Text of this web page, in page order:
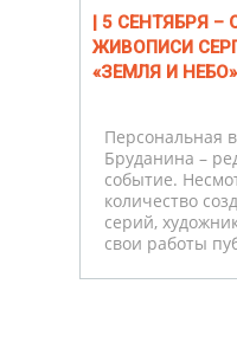
| 5 СЕНТЯБРЯ –
ЖИВОПИСИ
«ЗЕМЛЯ И
Персональная
Бруданина –
событие.
количество
серий,
свои работы